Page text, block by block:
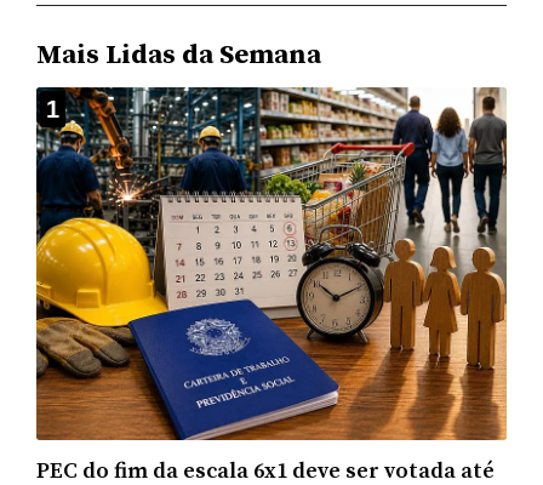
Mais Lidas da Semana
1
PEC do fim da escala 6x1 deve ser votada até